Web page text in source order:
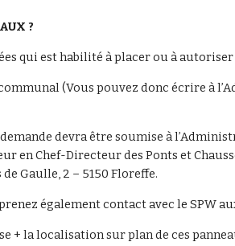
?
qui est habilité à placer ou à
(Vous pouvez donc écrire à
devra être soumise à
en Chef-Directeur des Ponts et
Gaulle, 2 – 5150 Floreffe.
également contact avec le SPW
+ la localisation sur plan de ces